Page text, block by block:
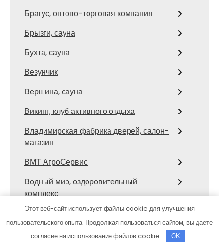
Брагус, оптово-торговая компания
Брызги, сауна
Бухта, сауна
Везунчик
Вершина, сауна
Викинг, клуб активного отдыха
Владимирская фабрика дверей, салон-
магазин
ВМТ АгроСервис
Водный мир, оздоровительный
комплекс
Водород24
Вокруг света, сауна
Этот веб-сайт использует файлы cookie для улучшения
пользовательского опыта. Продолжая пользоваться сайтом, вы даете
согласие на использование файлов cookie.
OK